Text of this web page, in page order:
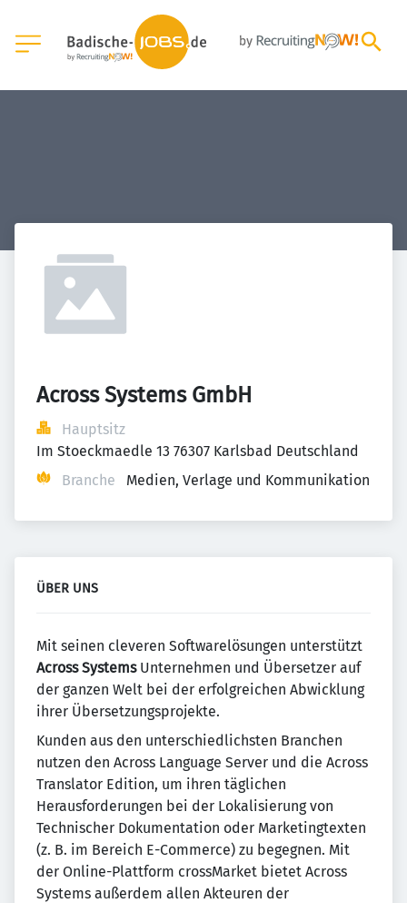
Across Systems GmbH
Hauptsitz
Im Stoeckmaedle 13 76307 Karlsbad Deutschland
Branche
Medien, Verlage und Kommunikation
ÜBER UNS
Mit seinen cleveren Softwarelösungen unterstützt
Across SystemsUnternehmen und Übersetzer auf
der ganzen Welt bei der erfolgreichen Abwicklung
ihrer Übersetzungsprojekte.
Kunden aus den unterschiedlichsten Branchen
nutzen den Across Language Server und die Across
Translator Edition, um ihren täglichen
Herausforderungen bei der Lokalisierung von
Technischer Dokumentation oder Marketingtexten
(z. B. im Bereich E-Commerce) zu begegnen. Mit
der Online-Plattform crossMarket bietet Across
Systems außerdem allen Akteuren der